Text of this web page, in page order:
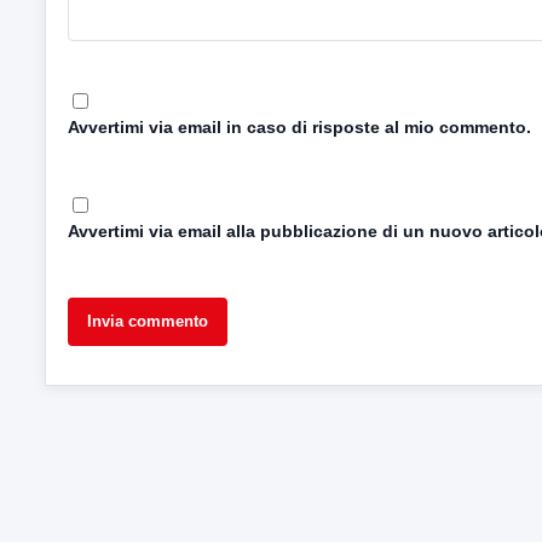
Avvertimi via email in caso di risposte al mio commento.
Avvertimi via email alla pubblicazione di un nuovo